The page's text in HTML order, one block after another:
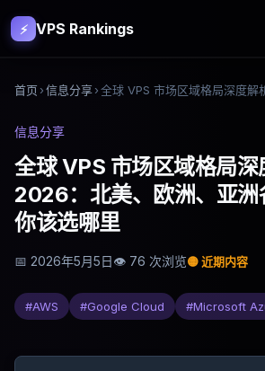
⚡ VPS Rankings
首页 ›信息分享›
信息分享
全球 VPS 市场区域格局深
2026：北美、欧洲、亚洲
你该选哪里
📅 2026年5月5日👁 76 次浏览🟡近期内容
#AWS #Google Cloud #Microsoft